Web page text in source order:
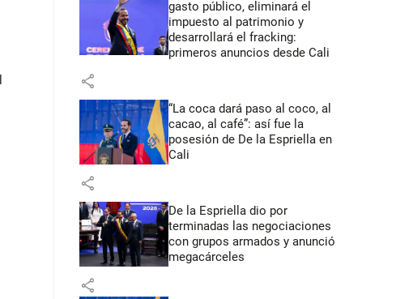
gasto público, eliminará el
impuesto al patrimonio y
desarrollará el fracking:
primeros anuncios desde Cali
share
“La coca dará paso al coco, al
cacao, al café”: así fue la
posesión de De la Espriella en
Cali
share
De la Espriella dio por
terminadas las negociaciones
con grupos armados y anunció
megacárceles
share